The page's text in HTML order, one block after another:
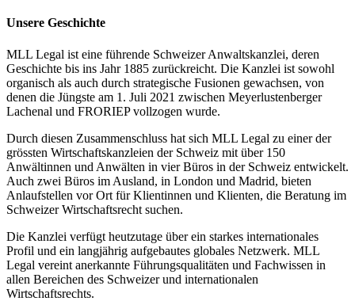
Unsere Geschichte
MLL Legal ist eine führende Schweizer Anwaltskanzlei, deren
Geschichte bis ins Jahr 1885 zurückreicht. Die Kanzlei ist sowohl
organisch als auch durch strategische Fusionen gewachsen, von
denen die Jüngste am 1. Juli 2021 zwischen Meyerlustenberger
Lachenal und FRORIEP vollzogen wurde.
Durch diesen Zusammenschluss hat sich MLL Legal zu einer der
grössten Wirtschaftskanzleien der Schweiz mit über 150
Anwältinnen und Anwälten in vier Büros in der Schweiz entwickelt.
Auch zwei Büros im Ausland, in London und Madrid, bieten
Anlaufstellen vor Ort für Klientinnen und Klienten, die Beratung im
Schweizer Wirtschaftsrecht suchen.
Die Kanzlei verfügt heutzutage über ein starkes internationales
Profil und ein langjährig aufgebautes globales Netzwerk. MLL
Legal vereint anerkannte Führungsqualitäten und Fachwissen in
allen Bereichen des Schweizer und internationalen
Wirtschaftsrechts.